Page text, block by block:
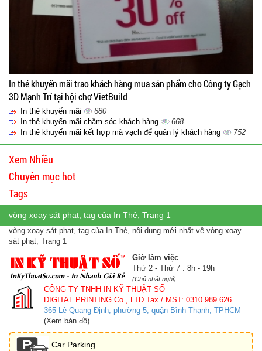
In thẻ khuyến mãi trao khách hàng mua sản phẩm cho Công ty Gạch
3D Mạnh Trí tại hội chợ VietBuild
In thẻ khuyến mãi
680
In thẻ khuyến mãi chăm sóc khách hàng
668
In thẻ khuyến mãi kết hợp mã vạch để quản lý khách hàng
752
Xem Nhiều
Chuyên mục hot
Tags
vòng xoay sát phạt, tag của In Thẻ, Trang 1
vòng xoay sát phạt, tag của In Thẻ, nội dung mới nhất về vòng xoay
sát phạt, Trang 1
Giờ làm việc
Thứ 2 - Thứ 7 : 8h - 19h
(Chủ nhật nghỉ)
CÔNG TY TNHH IN KỸ THUẬT SỐ
DIGITAL PRINTING Co., LTD Tax / MST: 0310 989 626
365 Lê Quang Định, phường 5, quận Bình Thạnh, TPHCM
(Xem bản đồ)
Car Parking